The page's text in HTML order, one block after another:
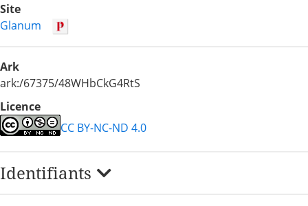
Site
Glanum
Ark
ark:/67375/48WHbCkG4RtS
Licence
CC BY-NC-ND 4.0
Identifiants